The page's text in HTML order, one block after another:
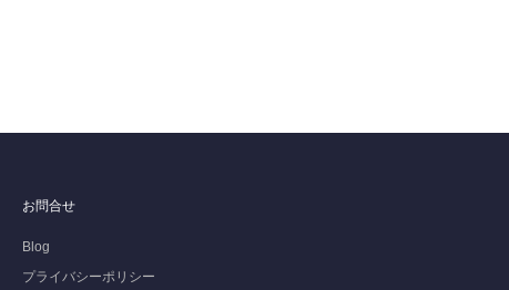
お問合せ
Blog
プライバシーポリシー